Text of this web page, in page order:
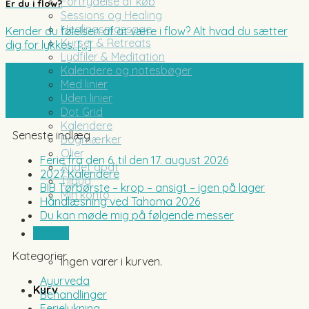
Sessions og Healing
Healingsmassage
Kurser & Retreats
Lydfiler & Meditation
Kalendere og notesbøger
Med linier
Uden linier
Dot Grid
Kalendere
Bogmærker
Olier
Andet godt
Tilbud
Min konto
Ingen varer i kurven.
Kurv
Er du i flow?
Kender du følelsen af at være i flow? Alt hvad du sætter
dig for lykkes. [...]
Seneste indlæg
Ferie fra den 6. til den 17. august 2026
2027 Kalendere
BIB Tørbørste – krop – ansigt – igen på lager
Håndlæsning ved Tahoma 2026
Du kan møde mig på følgende messer
Kategorier
Ayurveda
Behandlinger